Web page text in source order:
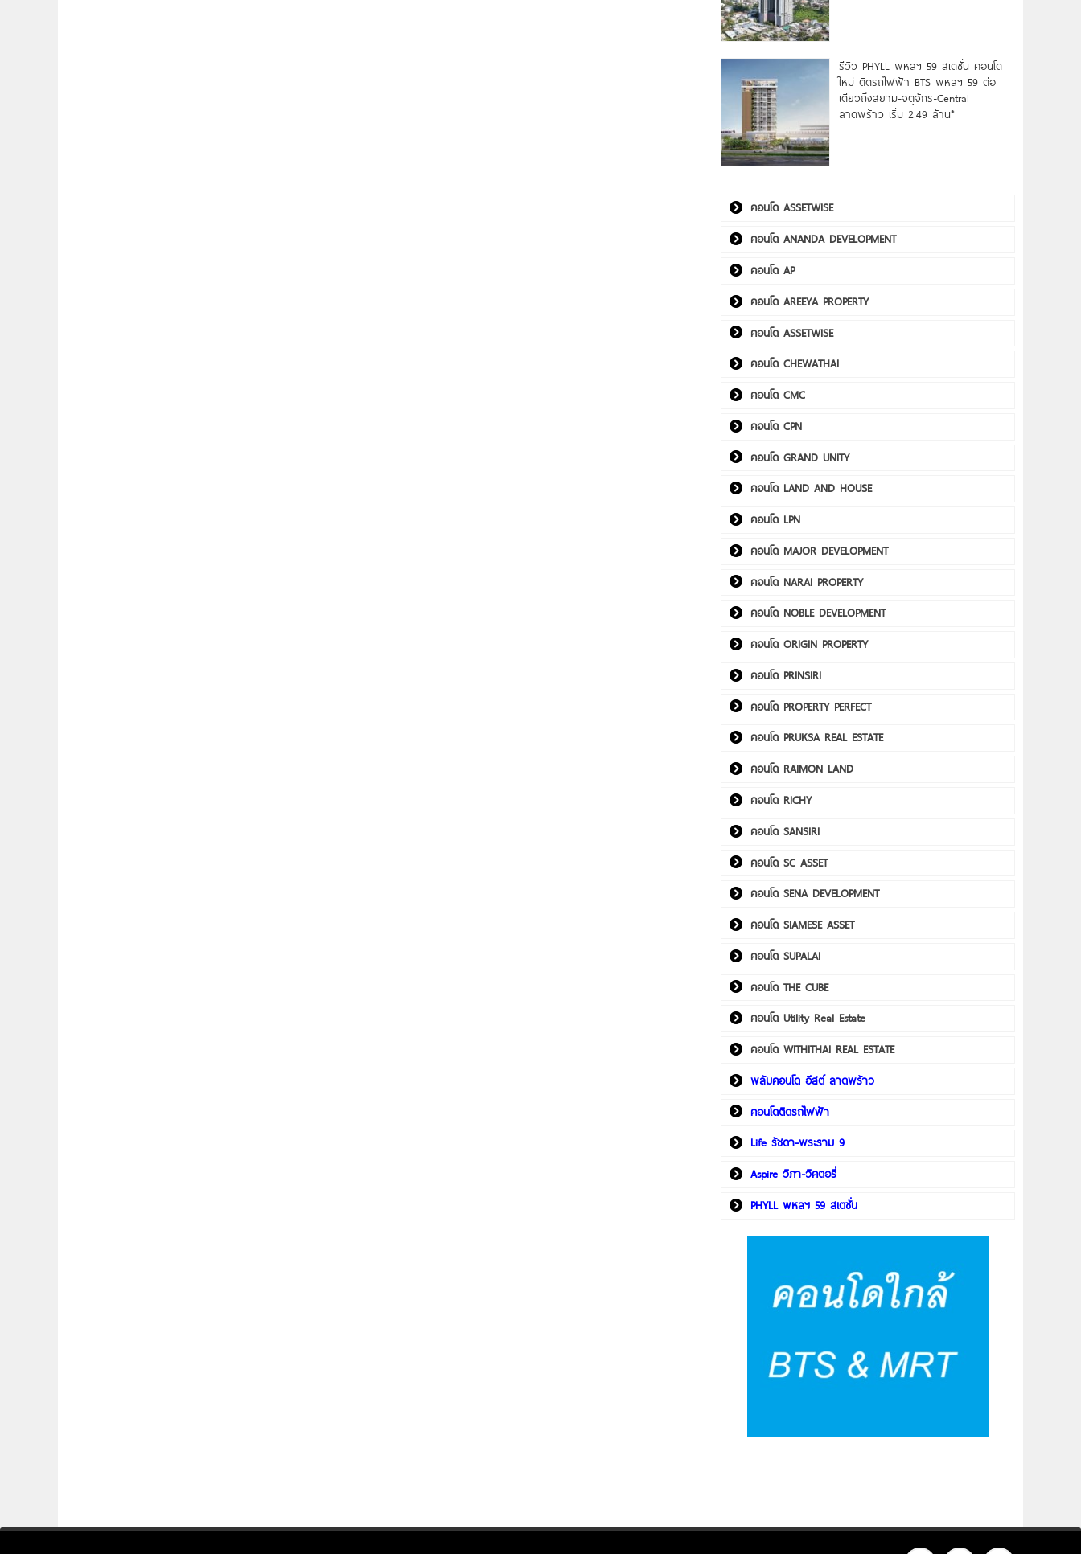
รีวิว PHYLL พหลฯ 59 สเตชั่น คอนโด
ใหม่ ติดรถไฟฟ้า BTS พหลฯ 59 ต่อ
เดียวถึงสยาม-จตุจักร-Central
ลาดพร้าว เริ่ม 2.49 ล้าน*
คอนโด ASSETWISE
คอนโด ANANDA DEVELOPMENT
คอนโด AP
คอนโด AREEYA PROPERTY
คอนโด ASSETWISE
คอนโด CHEWATHAI
คอนโด CMC
คอนโด CPN
คอนโด GRAND UNITY
คอนโด LAND AND HOUSE
คอนโด LPN
คอนโด MAJOR DEVELOPMENT
คอนโด NARAI PROPERTY
คอนโด NOBLE DEVELOPMENT
คอนโด ORIGIN PROPERTY
คอนโด PRINSIRI
คอนโด PROPERTY PERFECT
คอนโด PRUKSA REAL ESTATE
คอนโด RAIMON LAND
คอนโด RICHY
คอนโด SANSIRI
คอนโด SC ASSET
คอนโด SENA DEVELOPMENT
คอนโด SIAMESE ASSET
คอนโด SUPALAI
คอนโด THE CUBE
คอนโด Utility Real Estate
คอนโด WITHITHAI REAL ESTATE
พลัมคอนโด อีสต์ ลาดพร้าว
คอนโดติดรถไฟฟ้า
Life รัชดา-พระราม 9
Aspire วิภา-วิคตอรี่
PHYLL พหลฯ 59 สเตชั่น